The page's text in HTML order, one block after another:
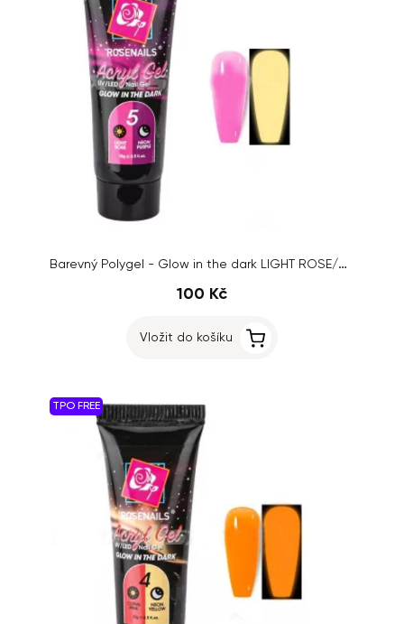
Barevný Polygel - Glow in the dark LIGHT ROSE/NEON PURPLE no.05, 15g
100 Kč
Vložit do košíku
TPO FREE